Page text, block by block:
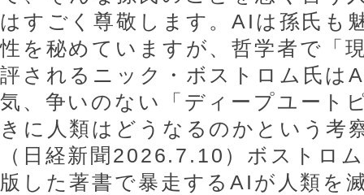
はすごく尊敬します。AIは孫氏も
性を秘めていますが、哲学者で「
評されるニック・ボストロム氏は
気、争いのない「ディープユート
きに人類はどうなるのかという考
（日経新聞2026.7.10）ボストロ
版した著書で暴走するAIが人類を